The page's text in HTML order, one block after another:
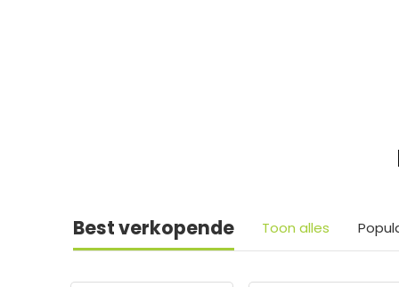
Best verkopende Toon alles